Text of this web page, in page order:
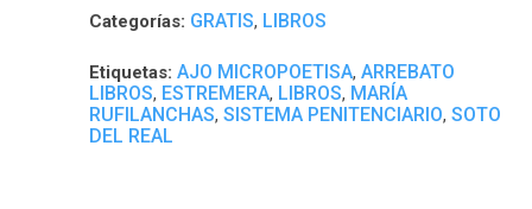
Categorías: GRATIS, LIBROS
Etiquetas: AJO MICROPOETISA, ARREBATO
LIBROS, ESTREMERA, LIBROS, MARÍA
RUFILANCHAS, SISTEMA PENITENCIARIO, SOTO
DEL REAL